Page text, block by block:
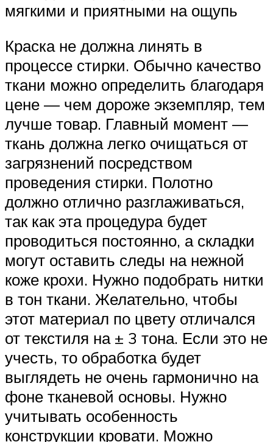
мягкими и приятными на ощупь
Краска не должна линять в
процессе стирки. Обычно качество
ткани можно определить благодаря
цене — чем дороже экземпляр, тем
лучше товар. Главный момент —
ткань должна легко очищаться от
загрязнений посредством
проведения стирки. Полотно
должно отлично разглаживаться,
так как эта процедура будет
проводиться постоянно, а складки
могут оставить следы на нежной
коже крохи. Нужно подобрать нитки
в тон ткани. Желательно, чтобы
этот материал по цвету отличался
от текстиля на ± 3 тона. Если это не
учесть, то обработка будет
выглядеть не очень гармонично на
фоне тканевой основы. Нужно
учитывать особенность
конструкции кровати. Можно